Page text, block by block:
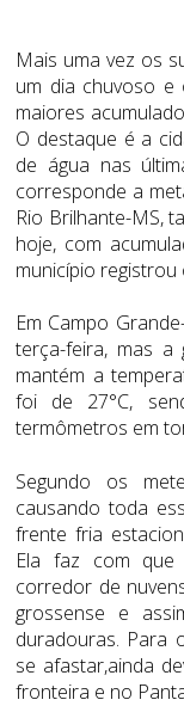
Mais uma vez os
um dia chuvoso e
maiores
O destaque é a
de água nas
corresponde a
Rio Brilhante-MS,
hoje, com
município registrou
Em Campo
terça-feira, mas a
mantém a
foi de 27°C,
termômetros em
Segundo os
causando toda
frente fria
Ela faz com que
corredor de
grossense e
duradouras. Para
se afastar,ainda
fronteira e no